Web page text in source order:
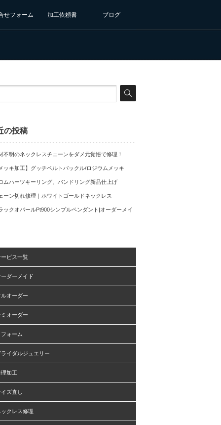
せフォーム 加工依頼書 ブログ
の投稿
不明のネックレスチェーンをダメ元覚悟で修理！
メッキ加工】グッチベルトバックル/ロジウムメッキ
ムハーツキーリング、バンドリング新品仕上げ
ーン切れ修理｜ホワイトゴールドネックレス
ックオパールPt900シンプルペンダント|オーダーメイ
ービス一覧
ーダーメイド
ルオーダー
ミオーダー
フォーム
ライダルジュエリー
理加工
ズ直し
ックレス修理